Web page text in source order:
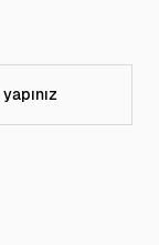
yapınız